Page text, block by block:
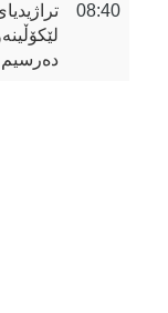
08:40
دەرسیم (١٩٣٧-